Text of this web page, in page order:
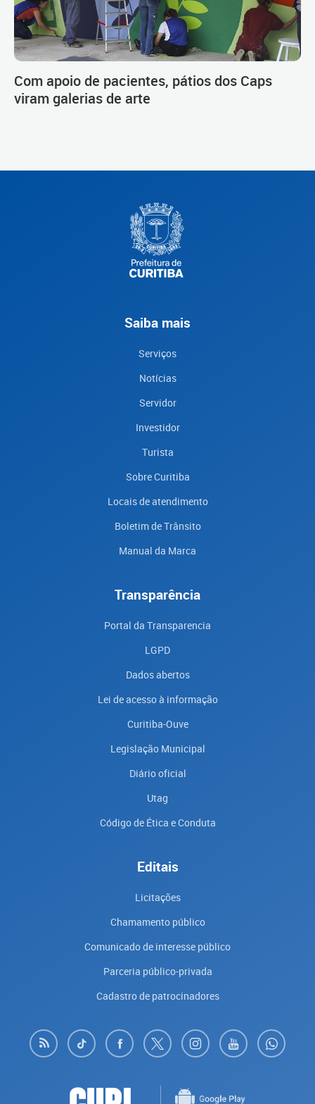
Com apoio de pacientes, pátios dos Caps
viram galerias de arte
Saiba mais
Serviços
Notícias
Servidor
Investidor
Turista
Sobre Curitiba
Locais de atendimento
Boletim de Trânsito
Manual da Marca
Transparência
Portal da Transparencia
LGPD
Dados abertos
Lei de acesso à informação
Curitiba-Ouve
Legislação Municipal
Diário oficial
Utag
Código de Ética e Conduta
Editais
Licitações
Chamamento público
Comunicado de interesse público
Parceria público-privada
Cadastro de patrocinadores